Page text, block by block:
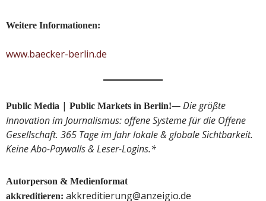
Weitere Informationen:
www.baecker-berlin.de
Public Media | Public Markets in Berlin!— Die größte
Innovation im Journalismus: offene Systeme für die Offene
Gesellschaft. 365 Tage im Jahr lokale & globale Sichtbarkeit.
Keine Abo-Paywalls & Leser-Logins.*
Autorperson & Medienformat
akkreditieren: akkreditierung@anzeigio.de